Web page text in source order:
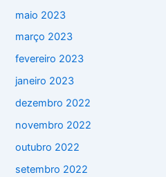
maio 2023
março 2023
fevereiro 2023
janeiro 2023
dezembro 2022
novembro 2022
outubro 2022
setembro 2022